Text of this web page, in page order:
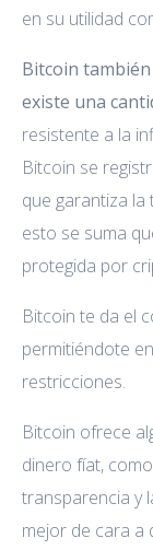
en su utilidad
Bitcoin
existe una
resistente a la
Bitcoin se
que garantiza la
esto se suma
protegida por
Bitcoin te da el
permitiéndote
restricciones.
Bitcoin ofrece
dinero fíat,
transparencia y
mejor de cara a